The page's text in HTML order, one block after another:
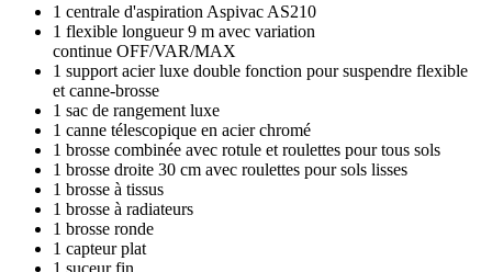
1 centrale d'aspiration Aspivac AS210
1 flexible longueur 9 m avec variation
continue OFF/VAR/MAX
1 support acier luxe double fonction pour suspendre flexible
et canne-brosse
1 sac de rangement luxe
1 canne télescopique en acier chromé
1 brosse combinée avec rotule et roulettes pour tous sols
1 brosse droite 30 cm avec roulettes pour sols lisses
1 brosse à tissus
1 brosse à radiateurs
1 brosse ronde
1 capteur plat
1 suceur fin